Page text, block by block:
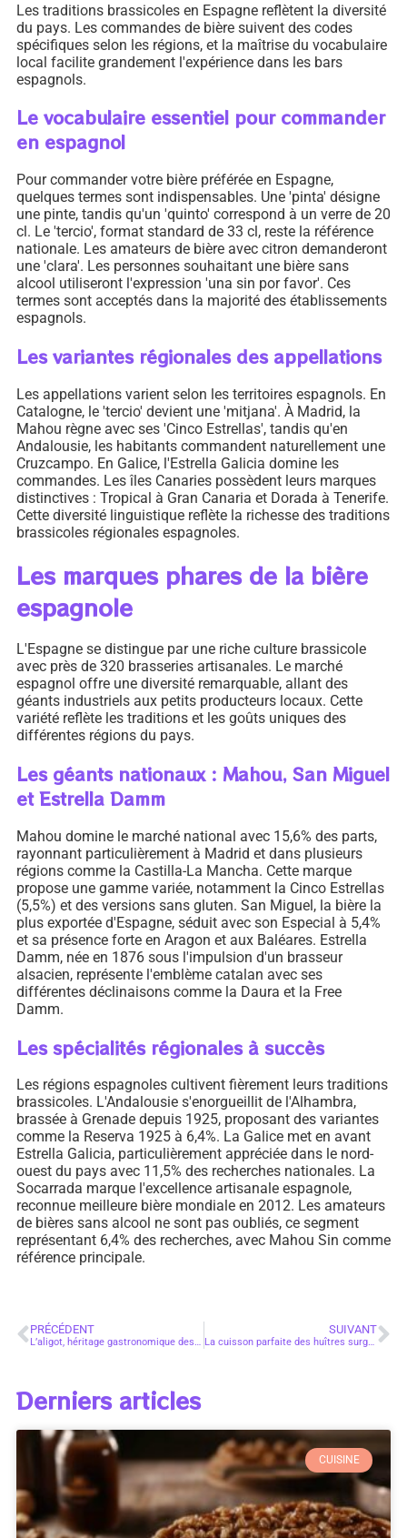
Les traditions brassicoles en Espagne reflètent la diversité
du pays. Les commandes de bière suivent des codes
spécifiques selon les régions, et la maîtrise du vocabulaire
local facilite grandement l'expérience dans les bars
espagnols.
Le vocabulaire essentiel pour commander
en espagnol
Pour commander votre bière préférée en Espagne,
quelques termes sont indispensables. Une 'pinta' désigne
une pinte, tandis qu'un 'quinto' correspond à un verre de 20
cl. Le 'tercio', format standard de 33 cl, reste la référence
nationale. Les amateurs de bière avec citron demanderont
une 'clara'. Les personnes souhaitant une bière sans
alcool utiliseront l'expression 'una sin por favor'. Ces
termes sont acceptés dans la majorité des établissements
espagnols.
Les variantes régionales des appellations
Les appellations varient selon les territoires espagnols. En
Catalogne, le 'tercio' devient une 'mitjana'. À Madrid, la
Mahou règne avec ses 'Cinco Estrellas', tandis qu'en
Andalousie, les habitants commandent naturellement une
Cruzcampo. En Galice, l'Estrella Galicia domine les
commandes. Les îles Canaries possèdent leurs marques
distinctives : Tropical à Gran Canaria et Dorada à Tenerife.
Cette diversité linguistique reflète la richesse des traditions
brassicoles régionales espagnoles.
Les marques phares de la bière
espagnole
L'Espagne se distingue par une riche culture brassicole
avec près de 320 brasseries artisanales. Le marché
espagnol offre une diversité remarquable, allant des
géants industriels aux petits producteurs locaux. Cette
variété reflète les traditions et les goûts uniques des
différentes régions du pays.
Les géants nationaux : Mahou, San Miguel
et Estrella Damm
Mahou domine le marché national avec 15,6% des parts,
rayonnant particulièrement à Madrid et dans plusieurs
régions comme la Castilla-La Mancha. Cette marque
propose une gamme variée, notamment la Cinco Estrellas
(5,5%) et des versions sans gluten. San Miguel, la bière la
plus exportée d'Espagne, séduit avec son Especial à 5,4%
et sa présence forte en Aragon et aux Baléares. Estrella
Damm, née en 1876 sous l'impulsion d'un brasseur
alsacien, représente l'emblème catalan avec ses
différentes déclinaisons comme la Daura et la Free
Damm.
Les spécialités régionales à succès
Les régions espagnoles cultivent fièrement leurs traditions
brassicoles. L'Andalousie s'enorgueillit de l'Alhambra,
brassée à Grenade depuis 1925, proposant des variantes
comme la Reserva 1925 à 6,4%. La Galice met en avant
Estrella Galicia, particulièrement appréciée dans le nord-
ouest du pays avec 11,5% des recherches nationales. La
Socarrada marque l'excellence artisanale espagnole,
reconnue meilleure bière mondiale en 2012. Les amateurs
de bières sans alcool ne sont pas oubliés, ce segment
représentant 6,4% des recherches, avec Mahou Sin comme
référence principale.
PRÉCÉDENT
L’aligot, héritage gastronomique des montagnes françaises
SUIVANT
La cuisson parfaite des huîtres surgelées : notre guide pour un gratin savoureux
Derniers articles
CUISINE